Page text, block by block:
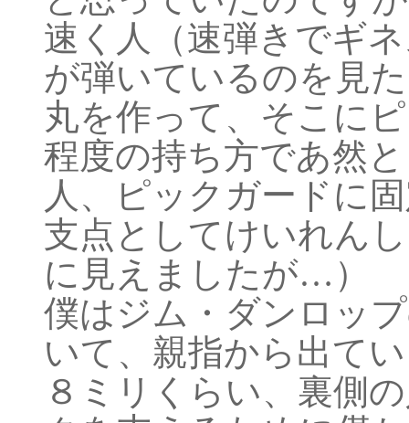
速く人（速弾きでギ
が弾いているのを見
丸を作って、そこに
程度の持ち方であ然
人、ピックガードに
支点としてけいれん
に見えましたが…）
僕はジム・ダンロッ
いて、親指から出て
８ミリくらい、裏側